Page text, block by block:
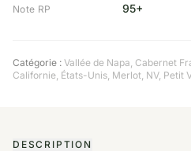
Note RP 95+
Catégorie : Vallée de Napa Cabernet
Californie États-Unis Merlot NV, Petit
DESCRIPTION